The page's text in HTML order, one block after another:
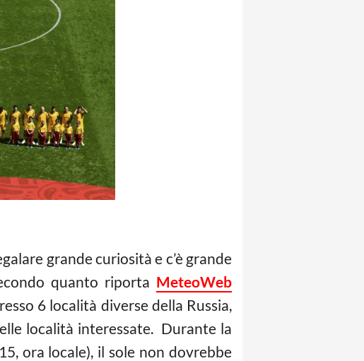
grande curiosità e c’è grande
quanto riporta MeteoWeb
6 località diverse della Russia,
località interessate. Durante la
ora locale), il sole non dovrebbe